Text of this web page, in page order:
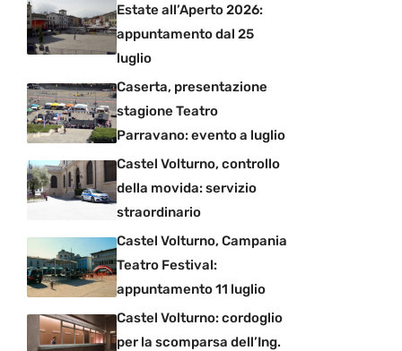
Estate all’Aperto 2026:
appuntamento dal 25
luglio
Caserta, presentazione
stagione Teatro
Parravano: evento a luglio
Castel Volturno, controllo
della movida: servizio
straordinario
Castel Volturno, Campania
Teatro Festival:
appuntamento 11 luglio
Castel Volturno: cordoglio
per la scomparsa dell’Ing.